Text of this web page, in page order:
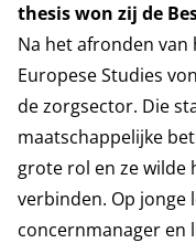
thesis won zij de
Na het afronden van
Europese Studies
de zorgsector. Die
maatschappelijke
grote rol en ze wilde
verbinden. Op
concernmanager en